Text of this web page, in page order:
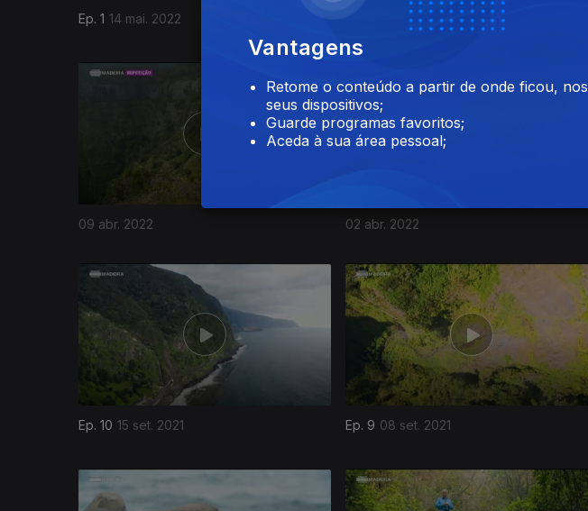
Ep. 1 14 mai. 2022 07 mai. 2022
09 abr. 2022 02 abr. 2022
Ep. 10 15 set. 2021 Ep. 9 08 set. 2021
559359
Vantagens
Retome o conteúdo a partir de onde ficou, nos
seus dispositivos;
Guarde programas favoritos;
Aceda à sua área pessoal;